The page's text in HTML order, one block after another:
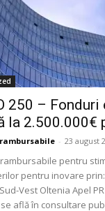
250 – Fonduri
la 2.500.000€
- 23 august
pentru
pentru inovare prin:
Sud-Vest Oltenia Apel
află în consultare